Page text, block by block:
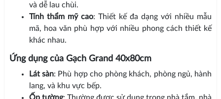
và dễ lau chùi.
Tính thẩm mỹ cao: Thiết kế đa dạng với nhiều mẫu
mã, hoa văn phù hợp với nhiều phong cách thiết kế
khác nhau.
Ứng dụng của Gạch Grand 40x80cm
Lát sàn: Phù hợp cho phòng khách, phòng ngủ, hành
lang, và khu vực bếp.